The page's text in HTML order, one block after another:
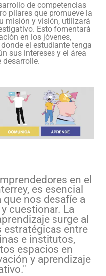
de competencias
pilares que promueve la
misión y visión, utilizará
Esto fomentará
en los jóvenes,
el estudiante tenga
sus intereses y el área
desarrolle.
en el
es esencial
nos desafíe a
cuestionar. La
surge al
estratégicas entre
e institutos,
espacios en
y aprendizaje